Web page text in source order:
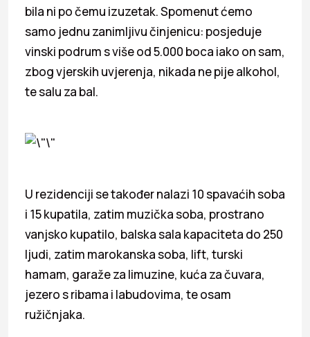
bila ni po čemu izuzetak. Spomenut ćemo
samo jednu zanimljivu činjenicu: posjeduje
vinski podrum s više od 5.000 boca iako on sam,
zbog vjerskih uvjerenja, nikada ne pije alkohol,
te salu za bal.
U rezidenciji se također nalazi 10 spavaćih soba
i 15 kupatila, zatim muzička soba, prostrano
vanjsko kupatilo, balska sala kapaciteta do 250
ljudi, zatim marokanska soba, lift, turski
hamam, garaže za limuzine, kuća za čuvara,
jezero s ribama i labudovima, te osam
ružičnjaka.